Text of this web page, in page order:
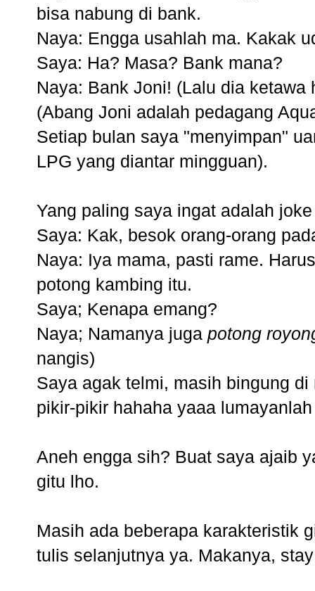
bisa nabung di bank.
Naya: Engga usahlah ma. Kakak
Saya: Ha? Masa? Bank mana?
Naya: Bank Joni! (Lalu dia ketawa
(Abang Joni adalah pedagang
Setiap bulan saya "menyimpan"
LPG yang diantar mingguan).
Yang paling saya ingat adalah
Saya: Kak, besok orang-orang
Naya: Iya mama, pasti rame.
potong kambing itu.
Saya; Kenapa emang?
Naya; Namanya juga potong
nangis)
Saya agak telmi, masih bingung
pikir-pikir hahaha yaaa
Aneh engga sih? Buat saya ajaib
gitu lho.
Masih ada beberapa karakteristik
tulis selanjutnya ya. Makanya,